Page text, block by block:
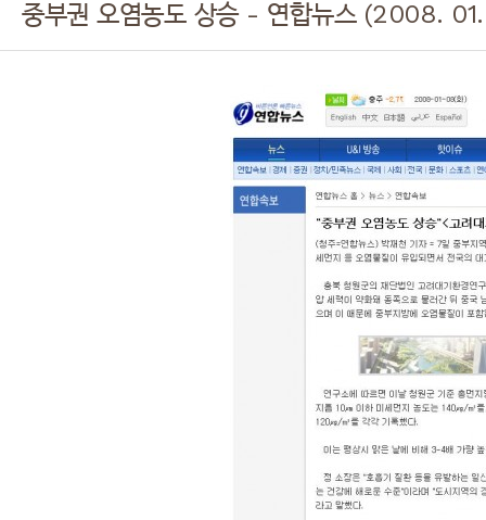
중부권 오염농도 상승 - 연합뉴스 (2008.